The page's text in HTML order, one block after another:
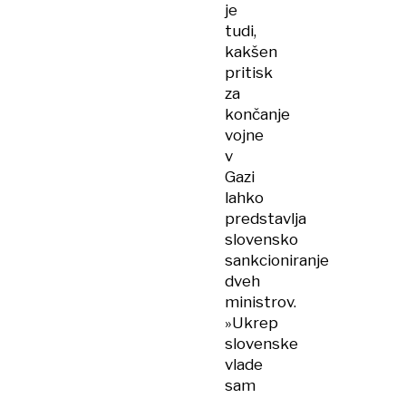
je
tudi,
kakšen
pritisk
za
končanje
vojne
v
Gazi
lahko
predstavlja
slovensko
sankcioniranje
dveh
ministrov.
»Ukrep
slovenske
vlade
sam